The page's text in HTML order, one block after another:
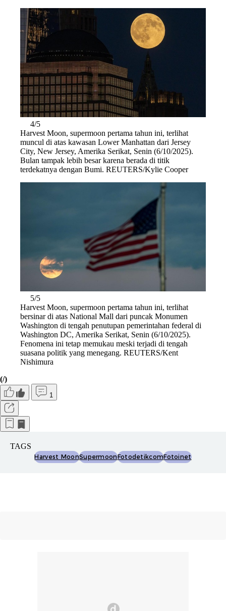
4/5
Harvest Moon, supermoon pertama tahun ini, terlihat
muncul di atas kawasan Lower Manhattan dari Jersey
City, New Jersey, Amerika Serikat, Senin (6/10/2025).
Bulan tampak lebih besar karena berada di titik
terdekatnya dengan Bumi. REUTERS/Kylie Cooper
5/5
Harvest Moon, supermoon pertama tahun ini, terlihat
bersinar di atas National Mall dari puncak Monumen
Washington di tengah penutupan pemerintahan federal di
Washington DC, Amerika Serikat, Senin (6/10/2025).
Fenomena ini tetap memukau meski terjadi di tengah
suasana politik yang menegang. REUTERS/Kent
Nishimura
(/)
1
TAGS
Harvest MoonSupermoonFotodetikcomFotoinet